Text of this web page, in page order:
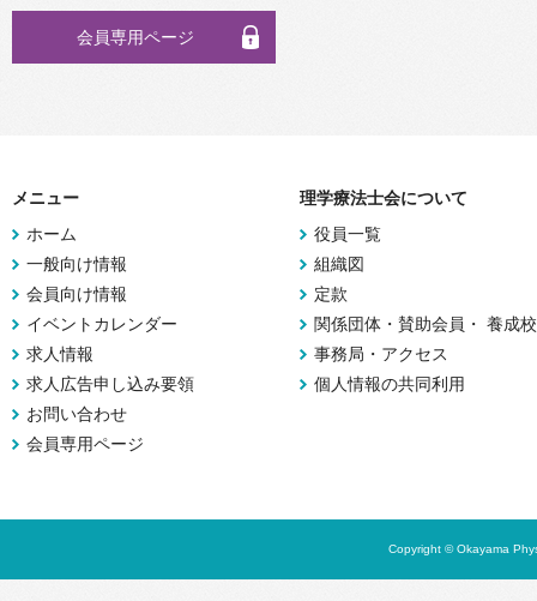
会員専用ページ
メニュー
ホーム
一般向け情報
会員向け情報
イベントカレンダー
求人情報
求人広告申し込み要領
お問い合わせ
会員専用ページ
理学療法士会について
役員一覧
組織図
定款
関係団体・賛助会員・ 養成校
事務局・アクセス
個人情報の共同利用
Copyright © Okayama